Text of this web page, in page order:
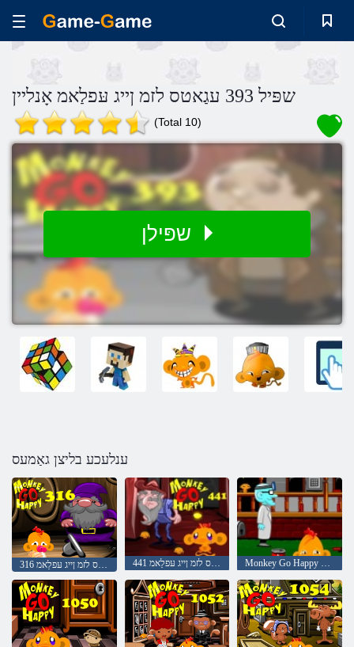
שפּיל 393 עגַאטס לזמ ןייג עּפלַאמ אָנליין
(Total 10)
ענלעכע בליצן גאַמעס
316 עגַאטס לזמ ןייג עּפלַאמ 441 עגַאטס לזמ ןייג עּפלַאמ Monkey Go Happy Stage 461 סקַאינַאמ ןופ ןַאשנַאמ